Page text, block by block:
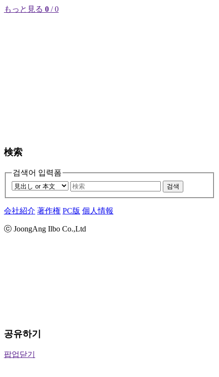
もっと見る 0 / 0
検索
검색어 입력폼
검색
会社紹介 著作権 PC版 個人情報
ⓒ JoongAng Ilbo Co.,Ltd
공유하기
팝업닫기